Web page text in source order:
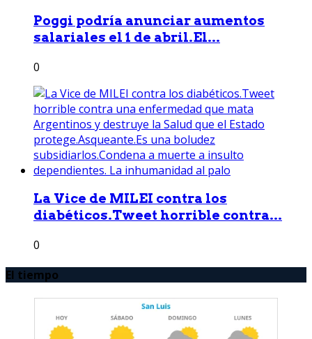
Poggi podría anunciar aumentos
salariales el 1 de abril.El...
0
La Vice de MILEI contra los
diabéticos.Tweet horrible contra...
0
El tiempo